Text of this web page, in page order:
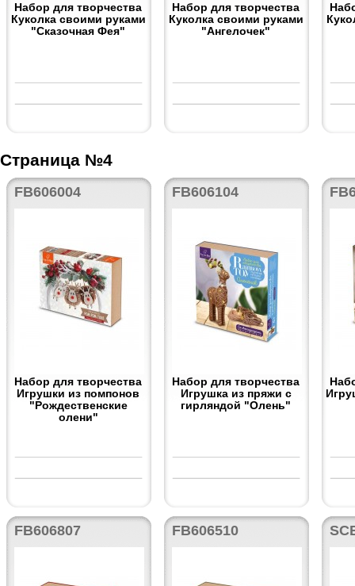
Набор для творчества
Куколка своими руками
"Сказочная Фея"
Набор для творчества
Куколка своими руками
"Ангелочек"
Страница №4
FB606004
Набор для творчества
Игрушки из помпонов
"Рождественские
олени"
FB606104
Набор для творчества
Игрушка из пряжи с
гирляндой "Олень"
FB606807 FB606510